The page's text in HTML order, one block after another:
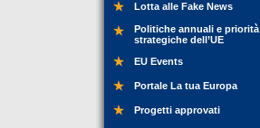
Lotta alle Fake News
Politiche annuali e priorità
strategiche dell’UE
EU Events
Portale La tua Europa
Progetti approvati